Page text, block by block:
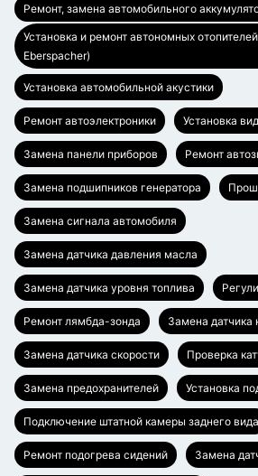
Ремонт, замена автомобильного
Установка и ремонт автономных
Eberspacher)
Установка автомобильной акустики
Ремонт автоэлектроники Установка
Замена панели приборов Ремонт
Замена подшипников генератора
Замена сигнала автомобиля
Замена датчика давления масла
Замена датчика уровня топлива
Ремонт лямбда-зонда Замена датчика
Замена датчика скорости Проверка
Замена предохранителей Установка
Подключение штатной камеры заднего вида
Ремонт подогрева сидений Замена